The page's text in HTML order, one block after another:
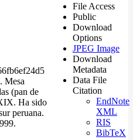
Mesa
(pan de
Ha sido
peruana.
File Access
Public
Download
Options
JPEG Image
Download
Metadata
Data File
Citation
EndNote
XML
RIS
BibTeX